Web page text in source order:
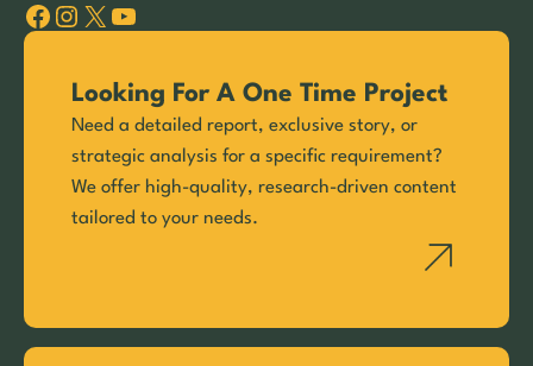
Facebook Instagram X YouTube
Looking For A One Time Project
Need a detailed report, exclusive story, or
strategic analysis for a specific requirement?
We offer high-quality, research-driven content
tailored to your needs.